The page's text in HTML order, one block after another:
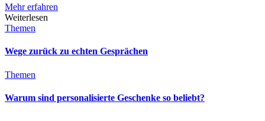
Mehr erfahren
Weiterlesen
Themen
Wege zurück zu echten Gesprächen
Themen
Warum sind personalisierte Geschenke so beliebt?